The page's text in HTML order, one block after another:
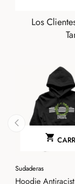
Los

Sudaderas
Hoodie